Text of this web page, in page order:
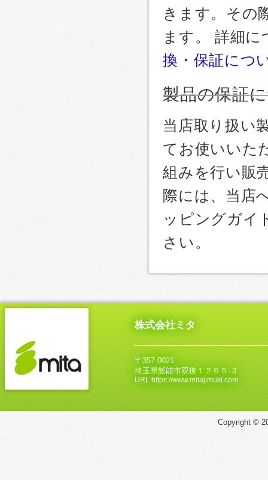
きます。その
ます。 詳細
換・保証につ
製品の保証
当店取り扱い
てお使いいた
組みを行い販
際には、当店
ッピングガイ
さい。
株式会社ミタ
〒357-0021
埼玉県飯能市双柳１２６５‐３
URL:https://www.mitajimuki.com
Copyright ©